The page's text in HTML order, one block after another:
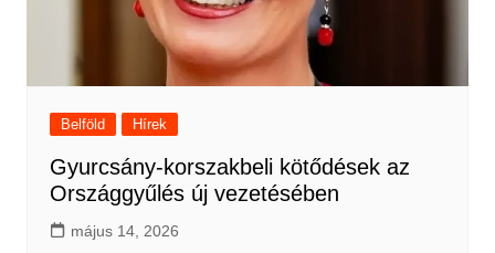
Belföld Hírek
Gyurcsány-korszakbeli kötődések az
Országgyűlés új vezetésében
május 14, 2026